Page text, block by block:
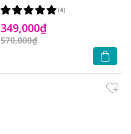
349,000₫
570,000₫
(4)